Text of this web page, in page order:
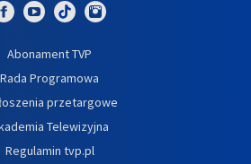
Abonament TVP
Rada Programowa
przetargowe
Telewizyjna
Regulamin tvp.pl